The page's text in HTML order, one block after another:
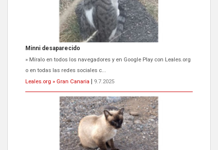
Siami Perdida
Se llama Siami,es hembra de 4 años,esterilizada con marca de
oreja,cariñosa,mimosa pero miedosa,e...
Leales.org » Gran Canaria
9.7.2025